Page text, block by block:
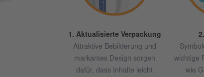
1. Aktualisierte Verpackung
Attraktive Bebilderung und
markantes Design sorgen
dafür, dass Inhalte leicht
wichtige
wie